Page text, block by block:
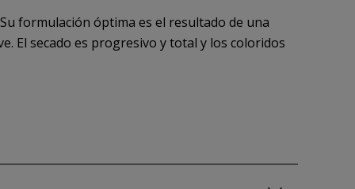
formulación óptima es el resultado de una
El secado es progresivo y total y los coloridos